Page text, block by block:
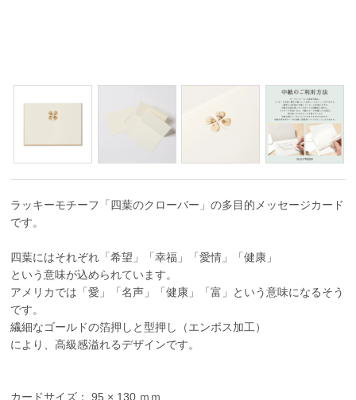
ラッキーモチーフ「四葉のクローバー」の多目的メッセージカード
です。
四葉にはそれぞれ「希望」「幸福」「愛情」「健康」
という意味が込められています。
アメリカでは「愛」「名声」「健康」「富」という意味になるそう
です。
繊細なゴールドの箔押しと型押し（エンボス加工）
により、高級感溢れるデザインです。
カードサイズ： 95 × 130 ｍｍ